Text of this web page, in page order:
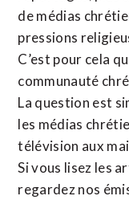
de médias
pressions
C’est pour cela
communauté
La question est
les médias
télévision aux
Si vous lisez les
regardez nos